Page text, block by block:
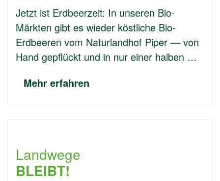
Jetzt ist Erdbeerzeit: In unseren Bio-
Märkten gibt es wieder köstliche Bio-
Erdbeeren vom Naturlandhof Piper — von
Hand gepflückt und in nur einer halben …
Mehr erfahren
Landwege
BLEIBT!